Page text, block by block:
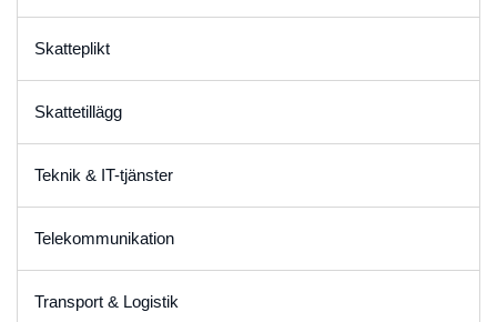
Skatteplikt
Skattetillägg
Teknik & IT-tjänster
Telekommunikation
Transport & Logistik